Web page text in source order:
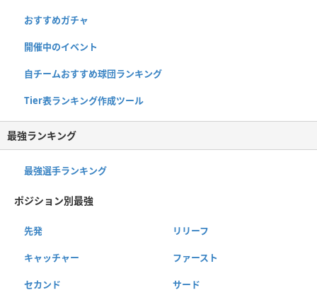
おすすめガチャ
開催中のイベント
自チームおすすめ球団ランキング
Tier表ランキング作成ツール
最強ランキング
最強選手ランキング
ポジション別最強
先発 リリーフ
キャッチャー ファースト
セカンド サード